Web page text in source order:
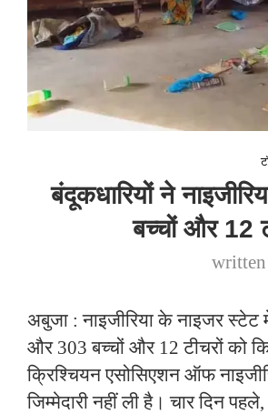
बंदूकधारियों ने
बच्चों और 12
अबुजा : नाइजीरिया के नाइजर स्टेट
और 303 बच्चों और 12 टीचरों को
क्रिश्चियन एसोसिएशन ऑफ
जिम्मेदारी नहीं ली है। चार दिन